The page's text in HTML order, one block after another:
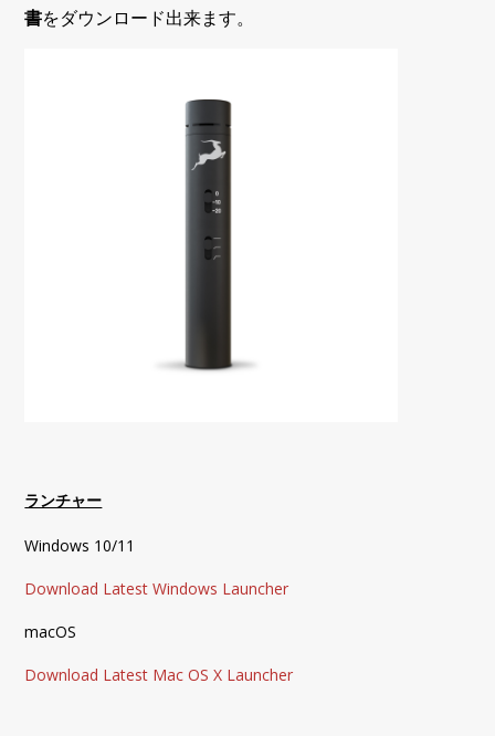
書をダウンロード出来ます。
ランチャー
Windows 10/11
Download Latest Windows Launcher
macOS
Download Latest Mac OS X Launcher